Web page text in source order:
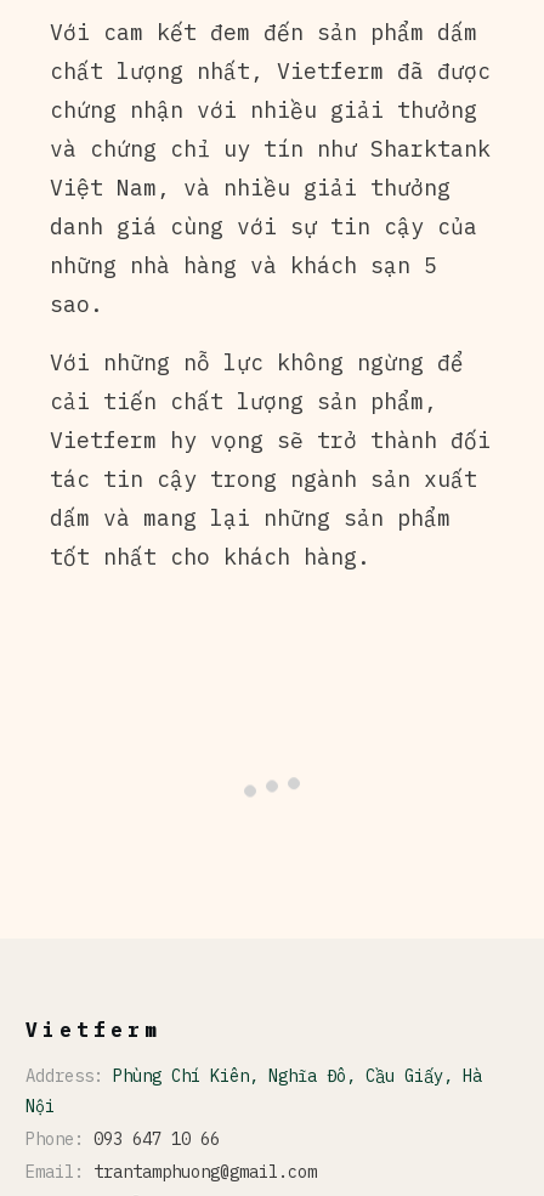
Với cam kết đem đến sản phẩm dấm
chất lượng nhất, Vietferm đã được
chứng nhận với nhiều giải thưởng
và chứng chỉ uy tín như Sharktank
Việt Nam, và nhiều giải thưởng
danh giá cùng với sự tin cậy của
những nhà hàng và khách sạn 5
sao.
Với những nỗ lực không ngừng để
cải tiến chất lượng sản phẩm,
Vietferm hy vọng sẽ trở thành đối
tác tin cậy trong ngành sản xuất
dấm và mang lại những sản phẩm
tốt nhất cho khách hàng.
Vietferm
Address: Phùng Chí Kiên, Nghĩa Đô, Cầu Giấy, Hà
Nội
Phone: 093 647 10 66
Email: trantamphuong@gmail.com